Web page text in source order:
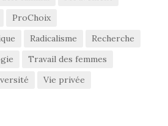
ProChoix
Radicalisme
Recherche
Travail des femmes
Vie privée